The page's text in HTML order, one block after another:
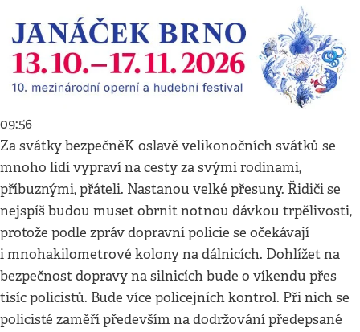
09:56
Za svátky bezpečněK oslavě velikonočních svátků se
mnoho lidí vypraví na cesty za svými rodinami,
příbuznými, přáteli. Nastanou velké přesuny. Řidiči se
nejspíš budou muset obrnit notnou dávkou trpělivosti,
protože podle zpráv dopravní policie se očekávají
i mnohakilometrové kolony na dálnicích. Dohlížet na
bezpečnost dopravy na silnicích bude o víkendu přes
tisíc policistů. Bude více policejních kontrol. Při nich se
policisté zaměří především na dodržování předepsané